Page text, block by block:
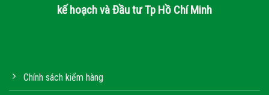
kế hoạch và Đầu tư Tp Hồ Chí Minh
Chính sách kiểm hàng